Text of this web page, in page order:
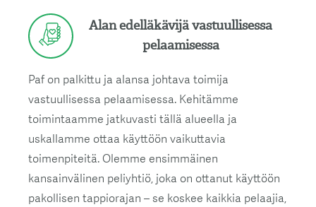
Alan edelläkävijä vastuullisessa
pelaamisessa
Paf on palkittu ja alansa johtava toimija
vastuullisessa pelaamisessa. Kehitämme
toimintaamme jatkuvasti tällä alueella ja
uskallamme ottaa käyttöön vaikuttavia
toimenpiteitä. Olemme ensimmäinen
kansainvälinen peliyhtiö, joka on ottanut käyttöön
pakollisen tappiorajan – se koskee kaikkia pelaajia,